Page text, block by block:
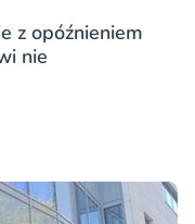
z opóźnieniem
nie